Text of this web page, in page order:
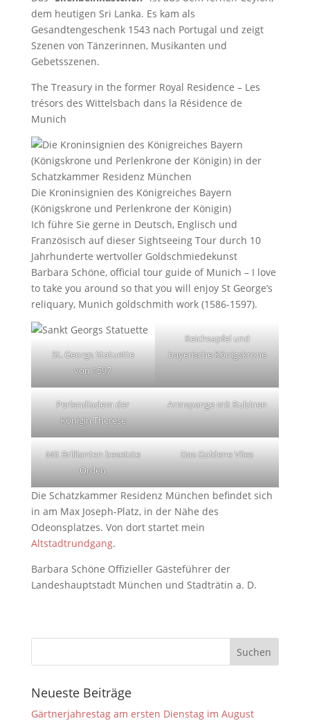
dem heutigen Sri Lanka. Es kam als
Gesandtengeschenk 1543 nach Portugal und zeigt
Szenen von Tänzerinnen, Musikanten und
Gebetsszenen.
The Treasury in the former Royal Residence – Les
trésors des Wittelsbach dans la Résidence de
Munich
Die Kroninsignien des Königreiches Bayern
(Königskrone und Perlenkrone der Königin)
Ich führe Sie gerne in Deutsch, Englisch und
Französisch auf dieser Sightseeing Tour durch 10
Jahrhunderte wertvoller Goldschmiedekunst
Barbara Schöne, official tour guide of Munich – I love
to take you around so that you will enjoy St George’s
reliquary, Munich goldschmith work (1586-1597).
St. Georgs Statuette
von 1597
Reichsapfel und
bayerische Königskrone
Perlendiadem der
Königin Therese
Armspange mit Rubinen
Mit Brillianten besetzte
Orden
Das Goldene Vlies
Die Schatzkammer Residenz München befindet sich
in am Max Joseph-Platz, in der Nähe des
Odeonsplatzes. Von dort startet mein
Altstadtrundgang.
Barbara Schöne Offizieller Gästeführer der
Landeshauptstadt München und Stadträtin a. D.
Neueste Beiträge
Gärtnerjahrestag am ersten Dienstag im August